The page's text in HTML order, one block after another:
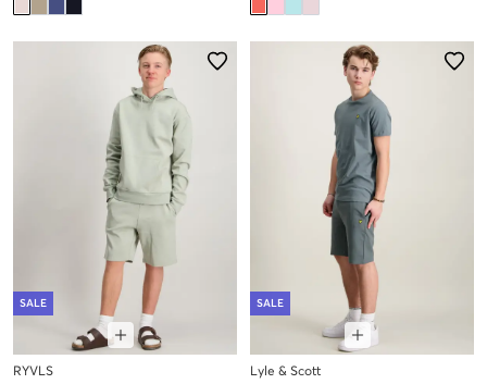
SALE
RYVLS
SALE
Lyle & Scott